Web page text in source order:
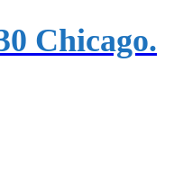
Chicago.